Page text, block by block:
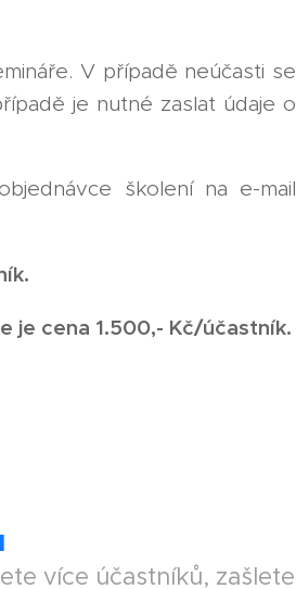
V případě neúčasti se
je nutné zaslat údaje o
školení na e-mail
je cena 1.500,- Kč/účastník.
více účastníků, zašlete